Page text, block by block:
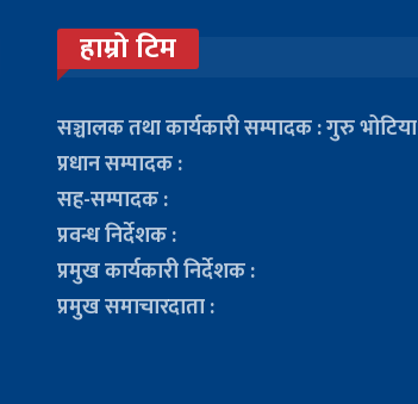
हाम्रो टिम
सञ्चालक तथा कार्यकारी सम्पादक : गुरु भोटिया
प्रधान सम्पादक :
सह-सम्पादक :
प्रवन्ध निर्देशक :
प्रमुख कार्यकारी निर्देशक :
प्रमुख समाचारदाता :